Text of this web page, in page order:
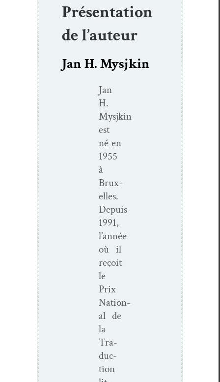
Présentation
de l’auteur
Jan H. Mysjkin
Jan
H.
Mysjkin
est
né en
1955
à
Brux­
elles.
Depuis
1991,
l’année
où il
reçoit
le
Prix
Nation­
al de
la
Tra­
duc­
tion